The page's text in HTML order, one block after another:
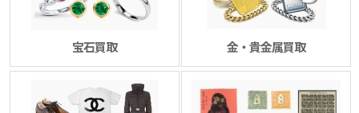
宝石買取 金・貴金属買取